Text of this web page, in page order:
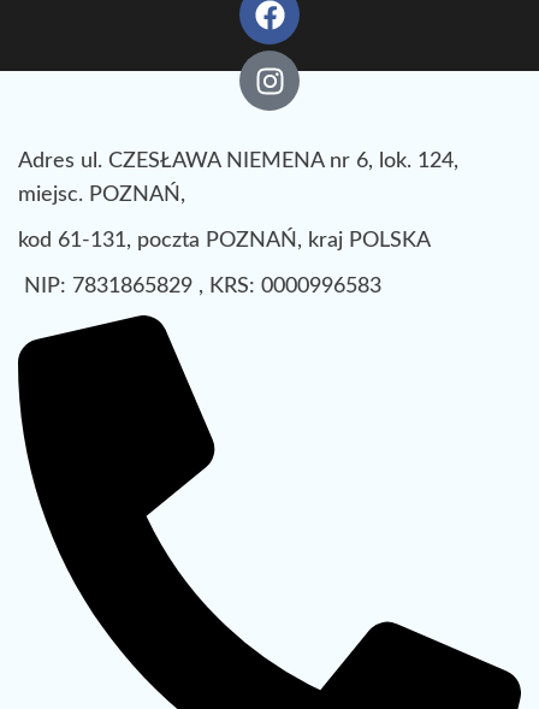
Adres ul. CZESŁAWA NIEMENA nr 6, lok. 124,
miejsc. POZNAŃ,
kod 61-131, poczta POZNAŃ, kraj POLSKA
NIP: 7831865829 , KRS: 0000996583